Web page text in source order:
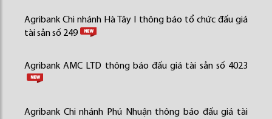
Agribank Chi nhánh Hà Tây I thông báo tổ chức đấu giá
tài sản số 249
Agribank AMC LTD thông báo đấu giá tài sản số 4023
Agribank Chi nhánh Phú Nhuận thông báo đấu giá tài